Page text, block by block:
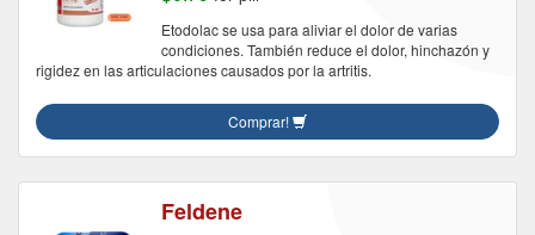
Etodolac se usa para aliviar el dolor de varias
condiciones. También reduce el dolor, hinchazón y
rigidez en las articulaciones causados por la artritis.
Comprar!
Feldene